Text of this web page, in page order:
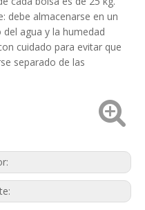
debe almacenarse en un
agua y la humedad
cuidado para evitar que
separado de las